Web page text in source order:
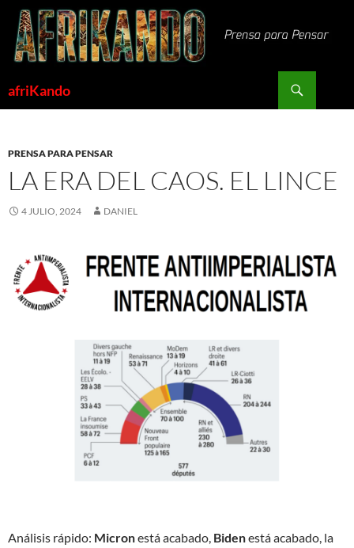
Saltar
contenido
afriKando
PRENSA PARA PENSAR
LA ERA DEL CAOS. EL LINCE
4 JULIO, 2024 DANIEL
Análisis rápido: Micronestá acabado, Bidenestá acabado, la